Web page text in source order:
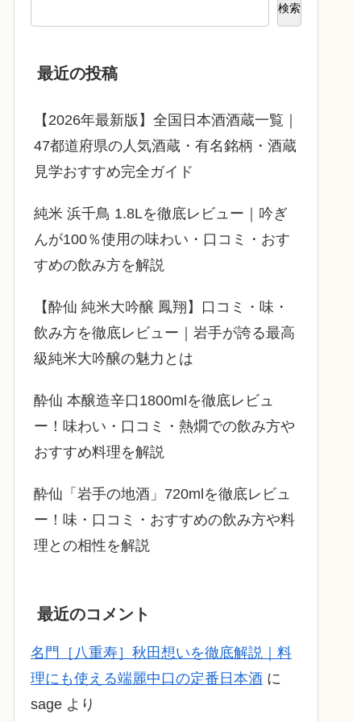
検索
最近の投稿
【2026年最新版】全国日本酒酒蔵一覧｜
47都道府県の人気酒蔵・有名銘柄・酒蔵
見学おすすめ完全ガイド
純米 浜千鳥 1.8Lを徹底レビュー｜吟ぎ
んが100％使用の味わい・口コミ・おす
すめの飲み方を解説
【酔仙 純米大吟醸 鳳翔】口コミ・味・
飲み方を徹底レビュー｜岩手が誇る最高
級純米大吟醸の魅力とは
酔仙 本醸造辛口1800mlを徹底レビュ
ー！味わい・口コミ・熱燗での飲み方や
おすすめ料理を解説
酔仙「岩手の地酒」720mlを徹底レビュ
ー！味・口コミ・おすすめの飲み方や料
理との相性を解説
最近のコメント
名門［八重寿］秋田想いを徹底解説｜料
理にも使える端麗中口の定番日本酒 に
sage より